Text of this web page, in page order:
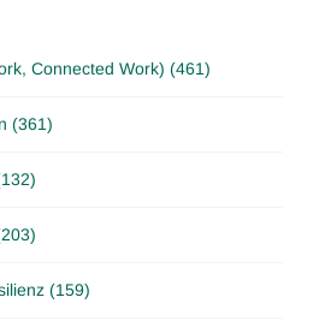
Connected Work) (461)
(361)
(159)